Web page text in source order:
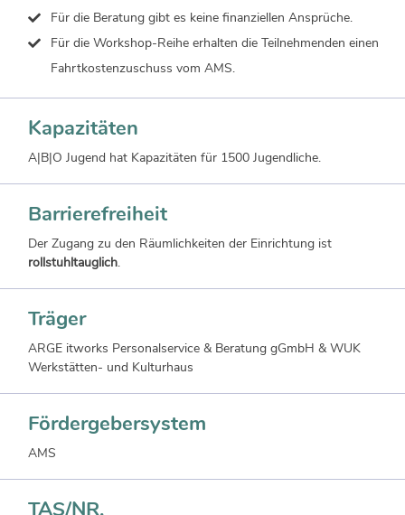
Für die Beratung gibt es keine finanziellen Ansprüche.
Für die Workshop-Reihe erhalten die Teilnehmenden einen
Fahrtkostenzuschuss vom AMS.
Kapazitäten
A|B|O Jugend hat Kapazitäten für 1500 Jugendliche.
Barrierefreiheit
Der Zugang zu den Räumlichkeiten der Einrichtung ist
rollstuhltauglich.
Träger
ARGE itworks Personalservice & Beratung gGmbH & WUK
Werkstätten- und Kulturhaus
Fördergebersystem
AMS
TAS/NR.